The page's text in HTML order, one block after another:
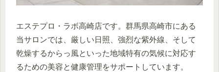
エステプロ・ラボ高崎店です。群馬県高崎市にある
当サロンでは、厳しい日照、強烈な紫外線、そして
乾燥するからっ風といった地域特有の気候に対応す
るための美容と健康管理をサポートしています。